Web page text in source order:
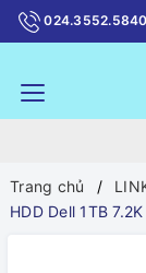
Trang chủ
HDD Dell 1TB